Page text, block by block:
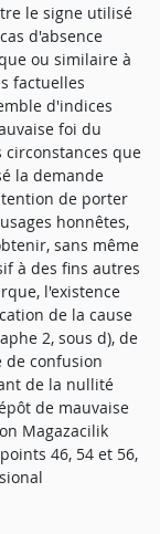
le signe utilisé
d'absence
ou similaire à
factuelles
d'indices
foi du
que
la demande
de porter
honnêtes,
sans même
à des fins autres
l'existence
de la cause
2, sous d), de
de confusion
de la nullité
de mauvaise
Magazacilik
46, 54 et 56,